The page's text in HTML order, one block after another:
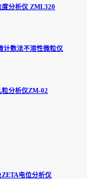
度分析仪 ZML320
计数法不溶性微粒仪
粒分析仪ZM-02
电位分析仪